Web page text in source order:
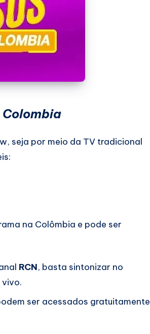
Colombia
seja por meio da TV tradicional
na Colômbia e pode ser
RCN, basta sintonizar no
ser acessados gratuitamente